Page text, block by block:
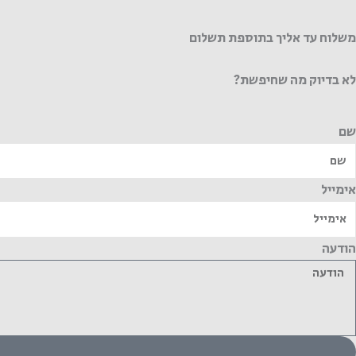
משלוח עד אליך בתוספת תשלום
לא בדיוק מה שחיפשת?
שם
אימייל
הודעה